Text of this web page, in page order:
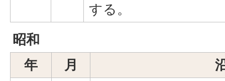
する。
昭和
年
月